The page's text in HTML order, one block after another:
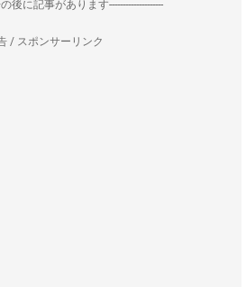
の後に記事があります--------------------
/ スポンサーリンク